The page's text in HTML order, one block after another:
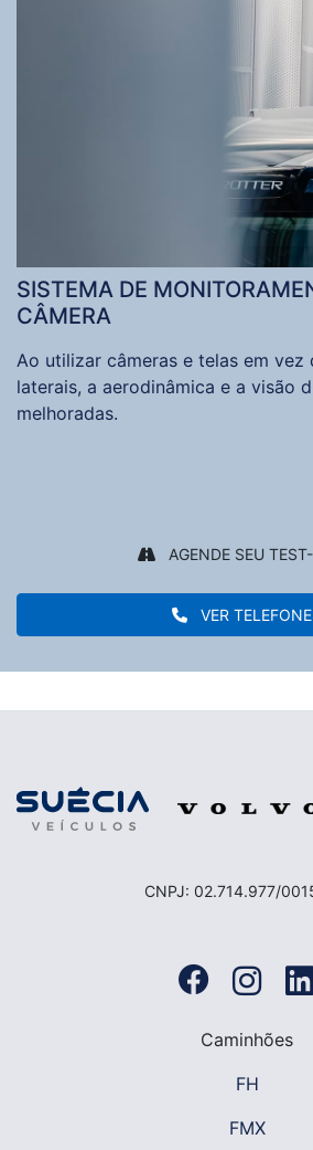
SISTEMA DE
CÂMERA
Ao utilizar câmeras e telas em vez
laterais, a aerodinâmica e a visão
melhoradas.
VER
AGENDE SEU
CNPJ: 02.714.977/
Caminhões
FH
FMX